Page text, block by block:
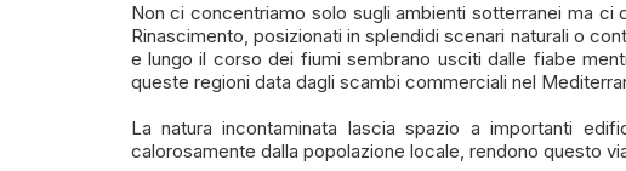
Non ci concentriamo solo sugli ambienti sotterranei ma
Rinascimento, posizionati in splendidi scenari naturali o
e lungo il corso dei fiumi sembrano usciti dalle fiabe
queste regioni data dagli scambi commerciali nel
La natura incontaminata lascia spazio a importanti
calorosamente dalla popolazione locale, rendono questo